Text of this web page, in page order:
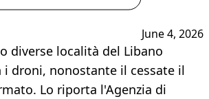
June 4, 2026
diverse località del Libano
i droni, nonostante il cessate il
Lo riporta l'Agenzia di